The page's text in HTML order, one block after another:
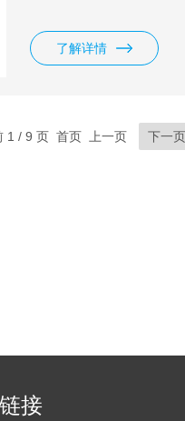
HONEYWELL记录笔
了解详情
1 / 9 页 首页 上一页 下一页
接